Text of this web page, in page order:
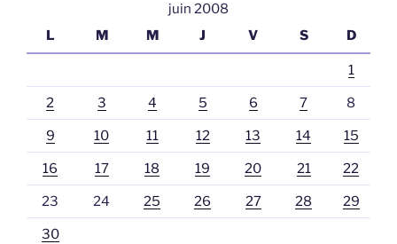
juin 2008
L
M M J V S D
1
2 3 4 5 6 7 8
9 10 11 12 13 14 15
16 17 18 19 20 21 22
23 24 25 26 27 28 29
30